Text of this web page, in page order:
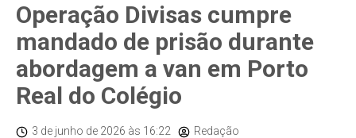
Operação Divisas cumpre
mandado de prisão durante
abordagem a van em Porto
Real do Colégio
3 de junho de 2026 às 16:22 Redação